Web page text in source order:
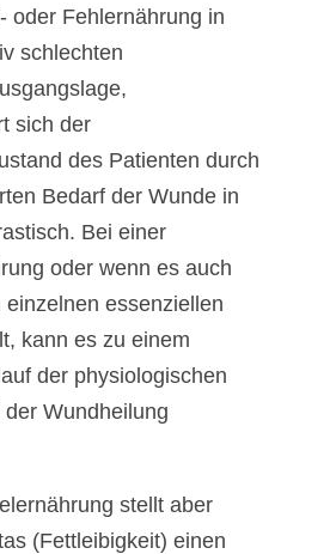
oder Fehlernährung in
schlechten
sich der
des Patienten durch
Bedarf der Wunde in
Bei einer
oder wenn es auch
einzelnen essenziellen
kann es zu einem
der physiologischen
Wundheilung
stellt aber
(Fettleibigkeit) einen